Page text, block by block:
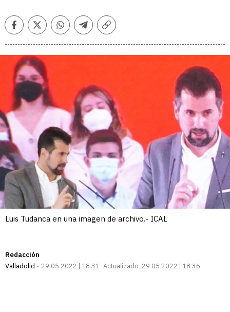
FacebookTwitterWhatsappTelegramCopiar
Luis Tudanca en una imagen de archivo.- ICAL
Redacción
Valladolid
29.05.2022 | 18:31 Actualizado: 29.05.2022 | 18:36